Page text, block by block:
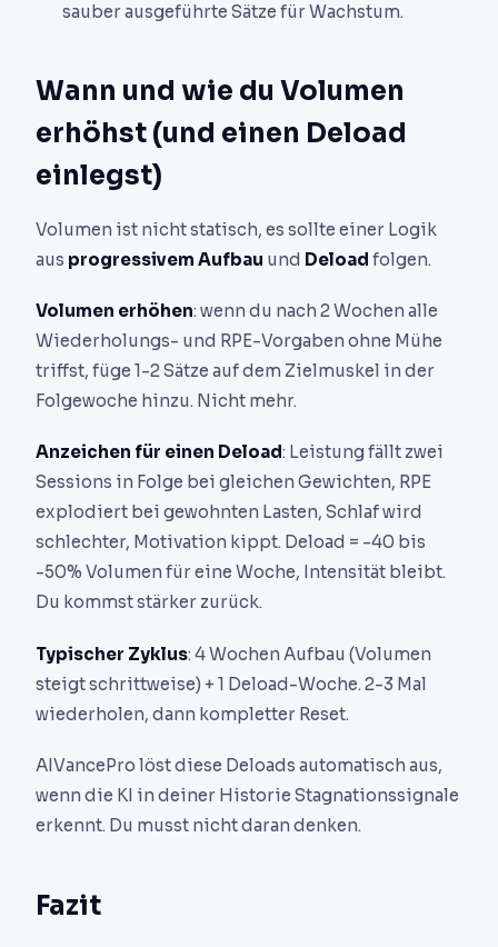
sauber ausgeführte Sätze für Wachstum.
Wann und wie du Volumen
erhöhst (und einen Deload
einlegst)
Volumen ist nicht statisch, es sollte einer Logik
aus progressivem Aufbau und Deload folgen.
Volumen erhöhen: wenn du nach 2 Wochen alle
Wiederholungs- und RPE-Vorgaben ohne Mühe
triffst, füge 1-2 Sätze auf dem Zielmuskel in der
Folgewoche hinzu. Nicht mehr.
Anzeichen für einen Deload: Leistung fällt zwei
Sessions in Folge bei gleichen Gewichten, RPE
explodiert bei gewohnten Lasten, Schlaf wird
schlechter, Motivation kippt. Deload = -40 bis
-50% Volumen für eine Woche, Intensität bleibt.
Du kommst stärker zurück.
Typischer Zyklus: 4 Wochen Aufbau (Volumen
steigt schrittweise) + 1 Deload-Woche. 2-3 Mal
wiederholen, dann kompletter Reset.
AIVancePro löst diese Deloads automatisch aus,
wenn die KI in deiner Historie Stagnationssignale
erkennt. Du musst nicht daran denken.
Fazit